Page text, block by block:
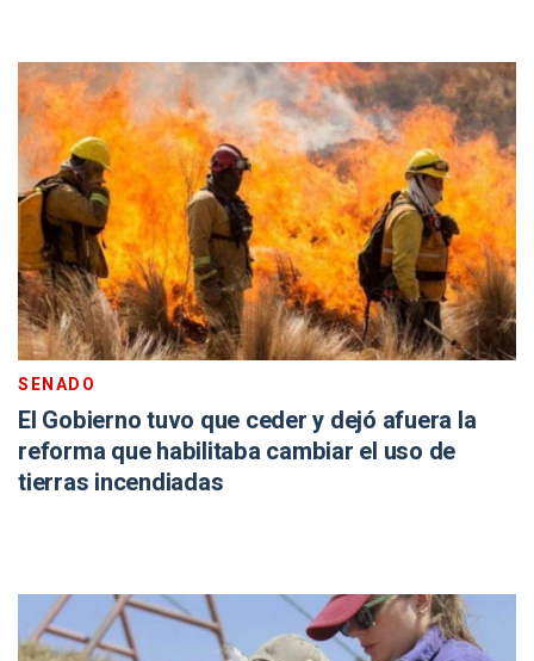
SENADO
El Gobierno tuvo que ceder y dejó afuera la
reforma que habilitaba cambiar el uso de
tierras incendiadas